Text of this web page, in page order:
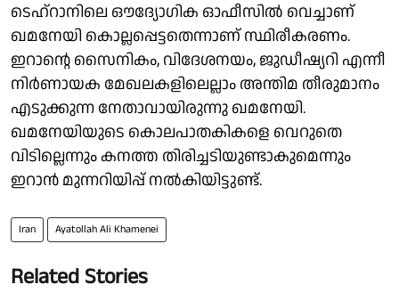
ടെഹ്‌റാനിലെ ഔദ്യോഗിക ഓഫീസില്‍ വെച്ചാണ്
ഖമനേയി കൊല്ലപ്പെട്ടതെന്നാണ് സ്ഥിരീകരണം.
ഇറാന്റെ സൈനികം, വിദേശനയം, ജുഡീഷ്യറി എന്നീ
നിര്‍ണായക മേഖലകളിലെല്ലാം അന്തിമ തീരുമാനം
എടുക്കുന്ന നേതാവായിരുന്നു ഖമനേയി.
ഖമനേയിയുടെ കൊലപാതകികളെ വെറുതെ
വിടില്ലെന്നും കനത്ത തിരിച്ചടിയുണ്ടാകുമെന്നും
ഇറാന്‍ മുന്നറിയിപ്പ് നല്‍കിയിട്ടുണ്ട്.
Iran Ayatollah Ali Khamenei
Related Stories